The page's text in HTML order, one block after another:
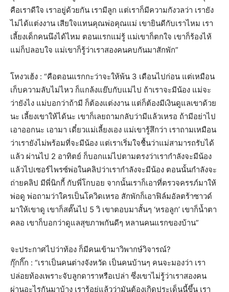
คือเราดีใจ เราอยู่ด้วยกัน เรามีลูก แต่เราก็มีความกังวลว่า เรายัง
ไม่ได้แต่งงาน เสียใจแทนคุณพ่อคุณแม่ เขายินดีกับเราไหม เรา
เลี้ยงเด็กคนนึงได้ไหม ตอนแรกแม่รู้ แม่เขาก็ตกใจ เขาก็ร้องไห้
แม่ก็ปลอบใจ แม่เขาก็รู้ว่าเราสองคนคบกันมาสักพัก”
โหงวเฮ้ง : “คือตอนแรกกะว่าจะให้พ้น 3 เดือนไปก่อน แต่เหมือน
เก็บความลับไม่ไหว ก็แกล้งแย๊บกับแม่ไป ถ้าเราจะมีน้อง แม่จะ
ว่ายังไง แม่บอกว่าถ้ามี ก็ต้องแต่งงาน แต่ก็ต้องมีเงินดูแลเขาด้วย
นะ เลี้ยงเขาให้ได้นะ เขาก็เลยถามกลับว่ามีแล้วเหรอ ถ้ามีอย่าไป
เอาออกนะ เอามา เดี๋ยวแม่เลี้ยงเอง แม่เขารู้สึกว่า เราถามเหมือน
ว่าเรายังไม่พร้อมที่จะมีน้อง แต่เราเริ่มใจชื้นว่าแม่สามารถรับได้
แล้ว ผ่านไป 2 อาทิตย์ ก็บอกแม่ไปตามตรงว่าเรากำลังจะมีน้อง
แล้วไปเซอร์ไพรซ์พ่อในคลิปว่าเรากำลังจะมีน้อง ตอนนั้นกำลังจะ
ถ่ายคลิป มีพี่นิกกี้ กับพี่โกบอย จากนั้นเราก็เอาที่ตรวจครรภ์มาให้
พ่อดู พ่อถามว่าใครเป็นโควิดเหรอ สักพักก็เอาฟิล์มอัลตร้าซาวด์
มาให้เขาดู เขาก็สตั๊นไป 5 วิ เขาตอบมาสั้นๆ ‘หรอลูก’ เขาก็น้ำตา
คลอ เขาก็บอกว่าดูแลสุขภาพกันดีๆ หลานคนแรกของบ้าน”
จะประกาศไปว่าท้อง ก็มีคนเข้ามาวิพากษ์วิจารณ์?
กุ๊กกิ๊ก : “เราเป็นคนต่างจังหวัด เป็นคนบ้านๆ คนจะมองว่า เรา
ปล่อยท้องเพราะจับลูกดาราหรือเปล่า ซึ่งเขาไม่รู้ว่าเราสองคน
ผ่านอะไรกันมาบ้าง เรารู้อยู่แล้วว่ามันต้องเกิดประเด็นนี้ขึ้น เรา